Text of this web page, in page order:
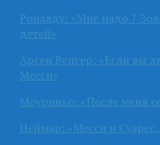
Роналду: «Мне надо 7
детей»
Арсен Венгер: «Если вы
Месси»
Моуриньо: «После меня
Неймар: «Месси и